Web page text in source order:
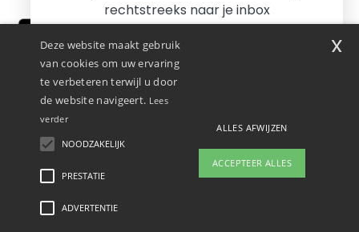
Zekeringstraat 46, 1014BT Amsterdam - VAT NL 005596191B03 - KvK
Dit is GEEN retouradres. Voor retourzending, zie hier
Wettelijke bepalingen
Deze website maakt gebruik
van cookies om uw ervaring
te verbeteren terwijl u door
de website navigeert. Lees
verder
NOODZAKELIJK
PRESTATIE
ADVERTENTIE
ALLES AFWIJZEN
ACCEPTEER ALLES
x
rechtstreeks naar je inbox
Ja, ik wil minder betalen!
Nee bedankt, ik wil meer betalen.